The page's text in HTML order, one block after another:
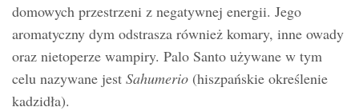
domowych przestrzeni z negatywnej energii. Jego
aromatyczny dym odstrasza również komary, inne owady
oraz nietoperze wampiry. Palo Santo używane w tym
celu nazywane jest Sahumerio (hiszpańskie określenie
kadzidła).